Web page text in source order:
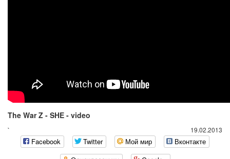
The War Z - SHE - video
19.02.2013
`
Facebook Twitter Мой мир
Вконтакте